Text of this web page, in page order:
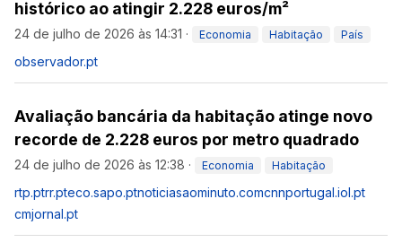
histórico ao atingir 2.228 euros/m²
24 de julho de 2026 às 14:31 · Economia Habitação País
observador.pt
Avaliação bancária da habitação atinge novo
recorde de 2.228 euros por metro quadrado
24 de julho de 2026 às 12:38 · Economia Habitação
rtp.ptrr.pteco.sapo.ptnoticiasaominuto.comcnnportugal.iol.pt
cmjornal.pt